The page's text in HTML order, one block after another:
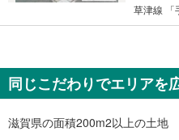
草津線 「
草津市
3,270万円
4LDK
土地面積
草津線 「
同じこだわりでエリアを
滋賀県の面積200m2以上の土地